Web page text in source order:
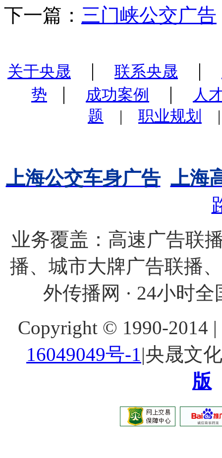
下一篇： 三门峡公交广告
关于央晟 | 联系央晟 |
势
| 成功案例 |
人
题 | 职业规划
上海公交车身广告 上海
业务覆盖：高速广告联
播、城市大牌广告联播
外传播网 · 24小时
Copyright © 1990-2014
16049049号-1|央晟文
版